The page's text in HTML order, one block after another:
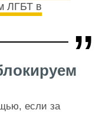
ЛГБТ в
если за